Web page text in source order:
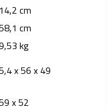
14,2 cm
cm
kg
x 56 x 49
x 52